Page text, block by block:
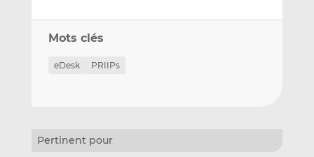
Mots clés
eDesk PRIIPs
Pertinent pour